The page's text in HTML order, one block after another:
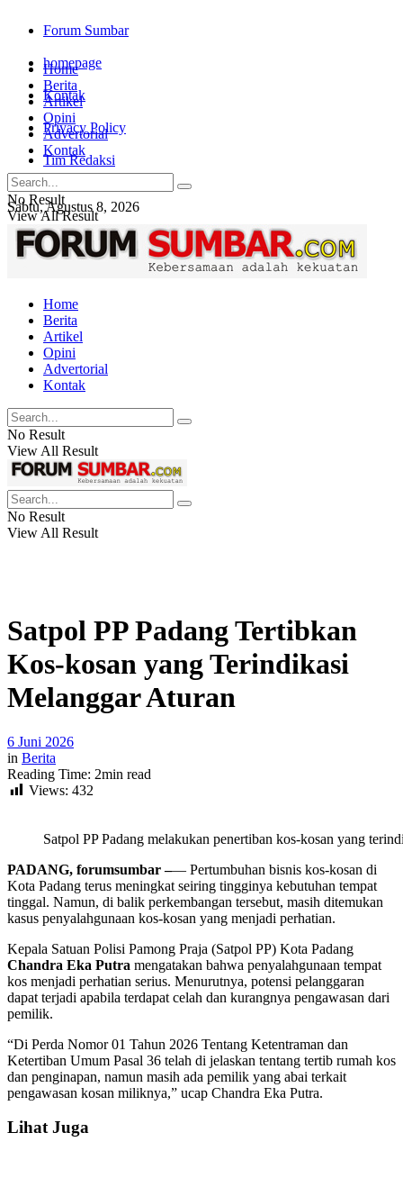
Forum Sumbar
homepage
Kontak
Privacy Policy
Tim Redaksi
Sabtu, Agustus 8, 2026
Login
Home
Berita
Artikel
Opini
Advertorial
Kontak
No Result
View All Result
Home
Berita
Artikel
Opini
Advertorial
Kontak
No Result
View All Result
No Result
View All Result
Satpol PP Padang Tertibkan
Kos-kosan yang Terindikasi
Melanggar Aturan
6 Juni 2026
in Berita
Reading Time: 2min read
Views: 432
Satpol PP Padang melakukan penertiban kos-kosan yang
PADANG, forumsumbar –— Pertumbuhan bisnis kos-kosan di
Kota Padang terus meningkat seiring tingginya kebutuhan tempat
tinggal. Namun, di balik perkembangan tersebut, masih ditemukan
kasus penyalahgunaan kos-kosan yang menjadi perhatian.
Kepala Satuan Polisi Pamong Praja (Satpol PP) Kota Padang
Chandra Eka Putra mengatakan bahwa penyalahgunaan tempat
kos menjadi perhatian serius. Menurutnya, potensi pelanggaran
dapat terjadi apabila terdapat celah dan kurangnya pengawasan dari
pemilik.
“Di Perda Nomor 01 Tahun 2026 Tentang Ketentraman dan
Ketertiban Umum Pasal 36 telah di jelaskan tentang tertib rumah kos
dan penginapan, namun masih ada pemilik yang abai terkait
pengawasan kosan miliknya,” ucap Chandra Eka Putra.
Lihat Juga